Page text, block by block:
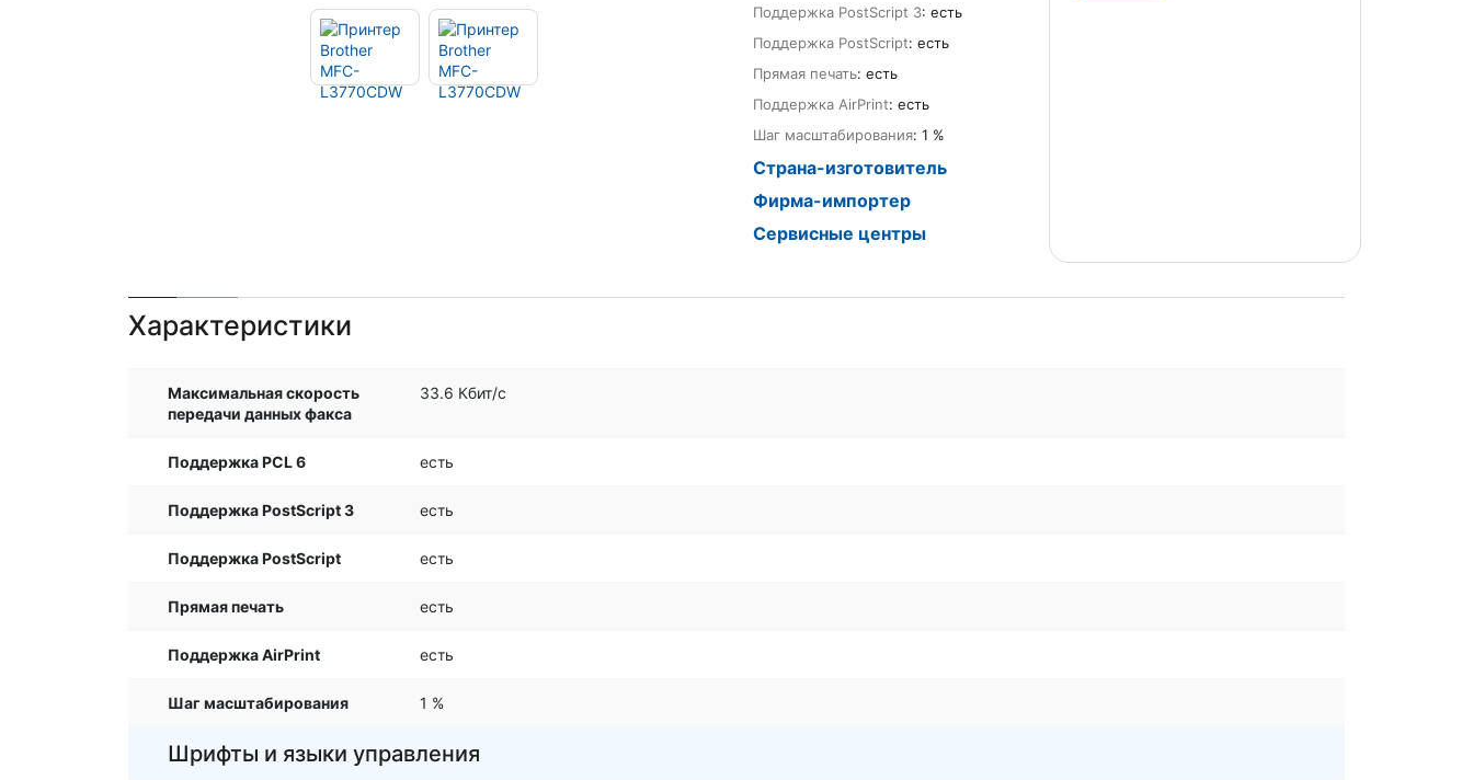
Поддержка PostScript 3: есть
Поддержка PostScript: есть
Прямая печать: есть
Поддержка AirPrint: есть
Шаг масштабирования: 1 %
Страна-изготовитель
Фирма-импортер
Сервисные центры
Характеристики
Максимальная скорость
передачи данных факса
33.6 Кбит/с
Поддержка PCL 6 есть
Поддержка PostScript 3 есть
Поддержка PostScript есть
Прямая печать есть
Поддержка AirPrint есть
Шаг масштабирования 1 %
Шрифты и языки управления